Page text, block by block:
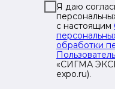
Я даю
с настоящим
обработки
«СИГМА
expo.ru).